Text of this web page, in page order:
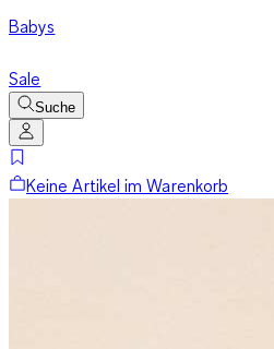
Babys
Sale
Suche
Keine Artikel im Warenkorb